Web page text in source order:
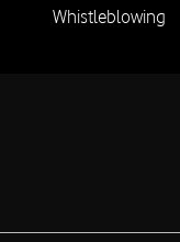
Whistleblowing